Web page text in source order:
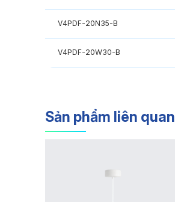
V4PDF-20N35-B
V4PDF-20W30-B
Sản phẩm liên quan